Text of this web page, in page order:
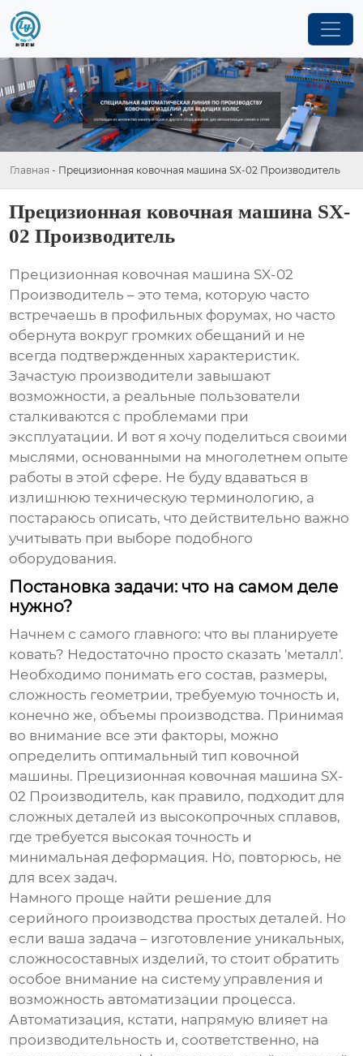
Главная - Прецизионная ковочная машина SX-02 Производитель
Прецизионная ковочная машина SX-
02 Производитель
Прецизионная ковочная машина SX-02
Производитель – это тема, которую часто
встречаешь в профильных форумах, но часто
обернута вокруг громких обещаний и не
всегда подтвержденных характеристик.
Зачастую производители завышают
возможности, а реальные пользователи
сталкиваются с проблемами при
эксплуатации. И вот я хочу поделиться своими
мыслями, основанными на многолетнем опыте
работы в этой сфере. Не буду вдаваться в
излишнюю техническую терминологию, а
постараюсь описать, что действительно важно
учитывать при выборе подобного
оборудования.
Постановка задачи: что на самом деле
нужно?
Начнем с самого главного: что вы планируете
ковать? Недостаточно просто сказать 'металл'.
Необходимо понимать его состав, размеры,
сложность геометрии, требуемую точность и,
конечно же, объемы производства. Принимая
во внимание все эти факторы, можно
определить оптимальный тип ковочной
машины. Прецизионная ковочная машина SX-
02 Производитель, как правило, подходит для
сложных деталей из высокопрочных сплавов,
где требуется высокая точность и
минимальная деформация. Но, повторюсь, не
для всех задач.
Намного проще найти решение для
серийного производства простых деталей. Но
если ваша задача – изготовление уникальных,
сложносоставных изделий, то стоит обратить
особое внимание на систему управления и
возможность автоматизации процесса.
Автоматизация, кстати, напрямую влияет на
производительность и, соответственно, на